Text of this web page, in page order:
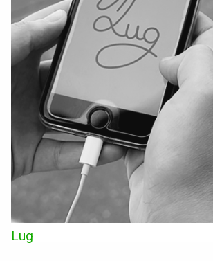
Accueil des étrangers
Partir à l’étranger
Diplômes
Conventions et
Universités
Écoles d’Enseignement
Lug